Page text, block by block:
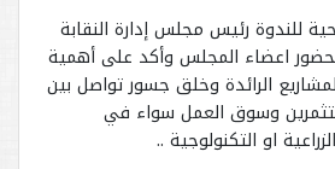
للندوة رئيس مجلس إدارة النقابة
اعضاء المجلس وأكد على أهمية
الرائدة وخلق جسور تواصل بين
وسوق العمل سواء في
او التكنولوجية ..